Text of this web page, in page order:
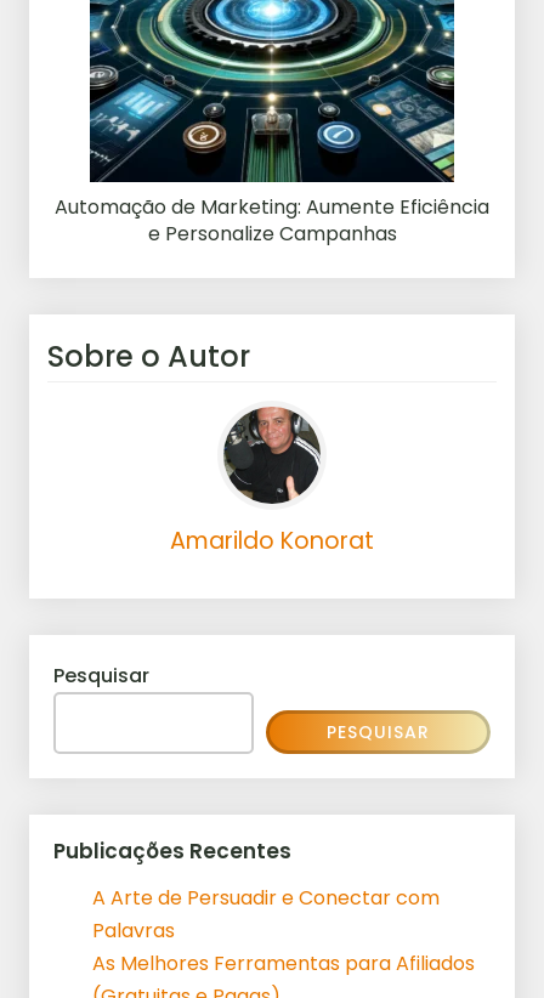
Automação de Marketing: Aumente Eficiência
e Personalize Campanhas
Sobre o Autor
Amarildo Konorat
Pesquisar
PESQUISAR
Publicações Recentes
A Arte de Persuadir e Conectar com
Palavras
As Melhores Ferramentas para Afiliados